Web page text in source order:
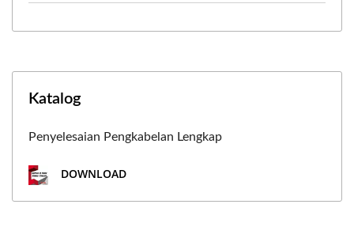
Katalog
Penyelesaian Pengkabelan Lengkap
DOWNLOAD